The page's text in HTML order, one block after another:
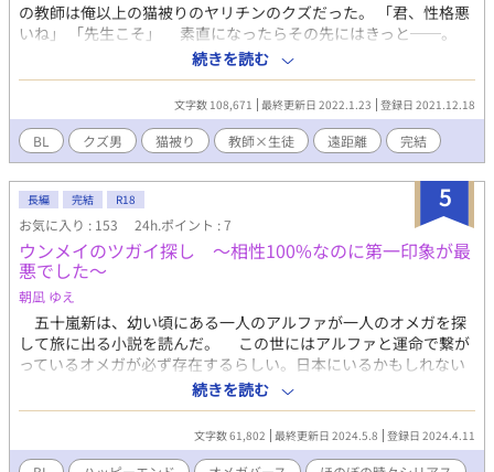
画】というものができていた。ヤリチンで嫌われ者の空軍パイロ
ットが処罰でカントボーイにされ、軍の【共有ワイフ】にされ、
大勢の人間に理解らせセックスされたあと、最終的にマフィアと
その犬（リアル獣）の嫁になるだけの話です。愛はほぼないで
す。体は愛されています。受は性格悪いです。 モブ×受、カント
ボーイ、二輪挿し、尿道バイブ、玩具挿入、んほぉ、❤︎喘ぎ、女
装、フェラ、乳首肥大、乳首責描写、憎しみセックス、乳首ピア
ス、フィスト、獣姦、複数プレイ、小スカなど色んなプレイが出
る予定ですのでなんでも許せる方のみお願いします、基本エロし
かないんです……
の教師は俺以上の猫被りのヤリチンのクズだった。 「君、性格悪
いね」 「先生こそ」 素直になったらその先にはきっと──。
※R18です。予告はありません。 ※クズと言っても主人公からし
たらクズという程度です。
続きを読む
文字数 108,671 最終更新日 2022.1.23 登録日 2021.12.18
BL クズ男 猫被り 教師×生徒 遠距離 完結
5
長編 完結 R18
お気に入り : 153 24h.ポイント : 7
ウンメイのツガイ探し 〜相性100%なのに第一印象が最
悪でした〜
朝凪 ゆえ
五十嵐新は、幼い頃にある一人のアルファが一人のオメガを探
して旅に出る小説を読んだ。 この世にはアルファと運命で繋が
っているオメガが必ず存在するらしい。日本にいるかもしれない
し、地球の裏側にいるかもしれない。世界のどこかに存在してい
る運命のオメガと生きている間に出会えることは奇跡らしく、ほ
とんどが運命の番と巡り合うことなく生涯を終える。 小説の主
人公であるアルファは何年も世界中を探し回った。雨の日も雪の
続きを読む
文字数 61,802 最終更新日 2024.5.8 登録日 2024.4.11